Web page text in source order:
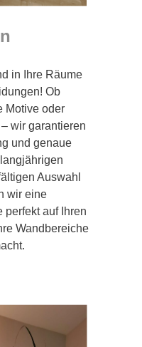
in Ihre Räume
Ob
Motive oder
wir garantieren
und genaue
Auswahl
wir eine
perfekt auf Ihren
Wandbereiche